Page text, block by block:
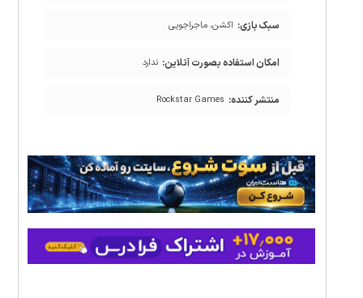
سبک بازی: اکشن، ماجراجویی
امکان استفاده بصورت آنلاین: ندارد
منتشر کننده: Rockstar Games